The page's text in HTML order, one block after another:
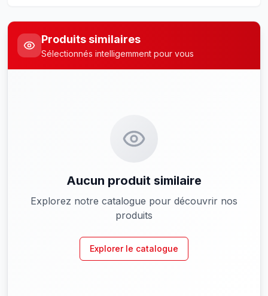
Produits similaires
Sélectionnés intelligemment pour vous
Aucun produit similaire
Explorez notre catalogue pour découvrir nos
produits
Explorer le catalogue